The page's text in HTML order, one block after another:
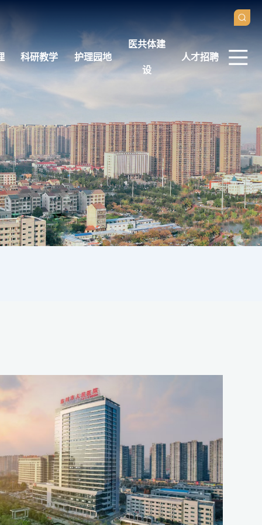
科研教学 护理园地
医共体建
设
人才招聘